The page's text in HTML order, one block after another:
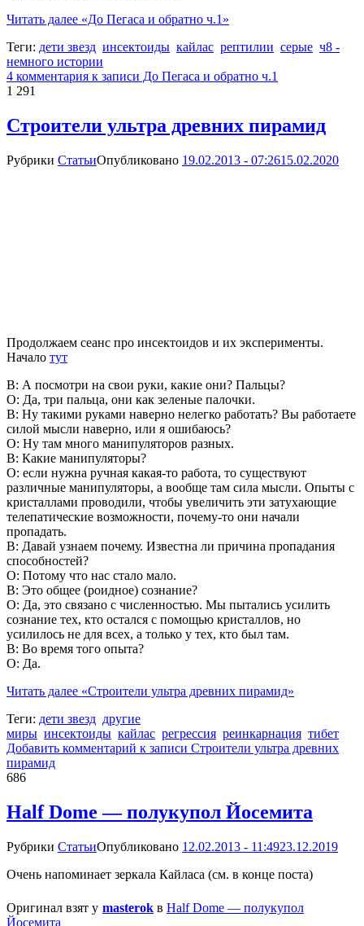
Читать далее «До Пегаса и обратно ч.1»
Теги: дети звезд инсектоиды кайлас рептилии серые ч8 -
немного истории
4 комментария к записи До Пегаса и обратно ч.1
1 291
Строители ультра древних пирамид
Рубрики СтатьиОпубликовано 19.02.2013 - 07:2615.02.2020
Продолжаем сеанс про инсектоидов и их эксперименты.
Начало тут
В: А посмотри на свои руки, какие они? Пальцы?
О: Да, три пальца, они как зеленые палочки.
В: Ну такими руками наверно нелегко работать? Вы работаете
силой мысли наверно, или я ошибаюсь?
О: Ну там много манипуляторов разных.
В: Какие манипуляторы?
О: если нужна ручная какая-то работа, то существуют
различные манипуляторы, а вообще там сила мысли. Опыты с
кристаллами проводили, чтобы увеличить эти затухающие
телепатические возможности, почему-то они начали
пропадать.
В: Давай узнаем почему. Известна ли причина пропадания
способностей?
О: Потому что нас стало мало.
В: Это общее (роидное) сознание?
О: Да, это связано с численностью. Мы пытались усилить
сознание тех, кто остался с помощью кристаллов, но
усилилось не для всех, а только у тех, кто был там.
В: Во время того опыта?
О: Да.
Читать далее «Строители ультра древних пирамид»
Теги: дети звезд другие
миры инсектоиды кайлас регрессия реинкарнация тибет
Добавить комментарий к записи Строители ультра древних
пирамид
686
Half Dome — полукупол Йосемита
Рубрики СтатьиОпубликовано 12.02.2013 - 11:4923.12.2019
Очень напоминает зеркала Кайласа (см. в конце поста)
Оригинал взят у masterok в Half Dome — полукупол
Йосемита